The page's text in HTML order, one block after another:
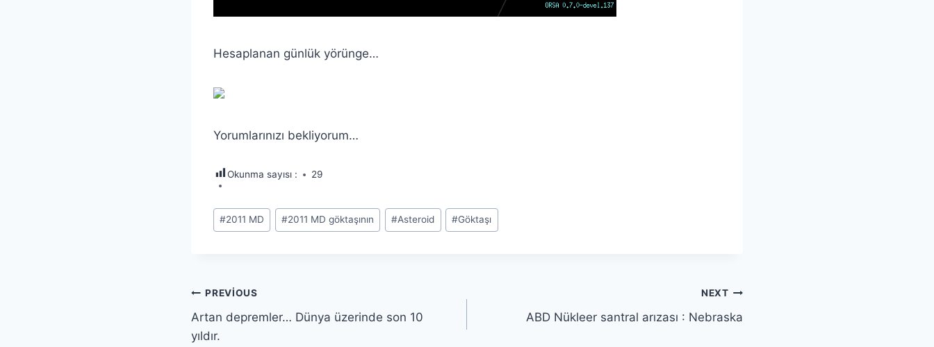
Hesaplanan günlük yörünge…
Yorumlarınızı bekliyorum…
Okunma sayısı : 29
Post
Tags:
#2011 MD #2011 MD göktaşının #Asteroid #Göktaşı
Yazı
gezinmesi
PREVIOUS
Artan depremler… Dünya üzerinde son 10
yıldır.
NEXT
ABD Nükleer santral arızası : Nebraska